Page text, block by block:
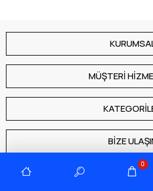
MÜŞTERİ
BİZE
0